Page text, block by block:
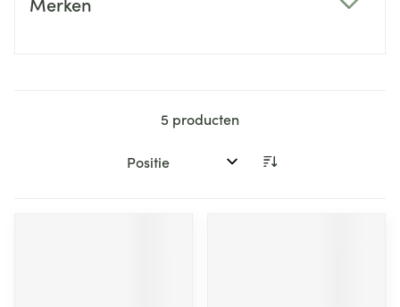
5 producten
Sorteer op: